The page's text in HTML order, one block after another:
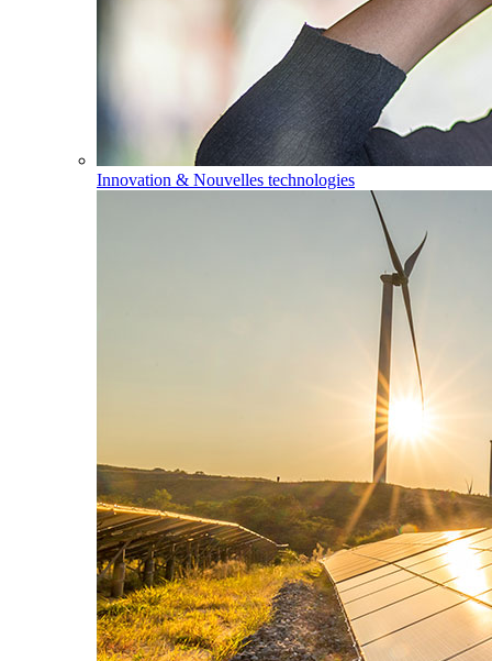
Innovation & Nouvelles technologies